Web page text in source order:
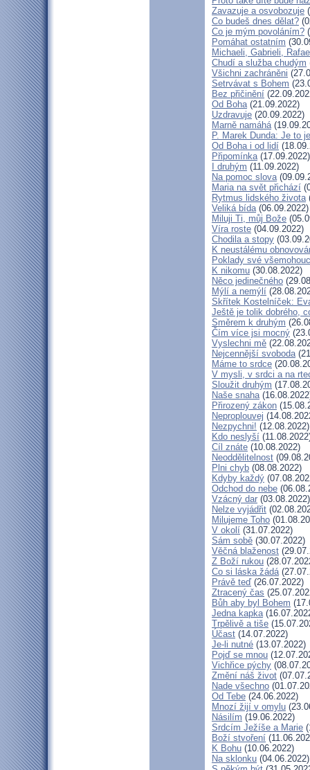
Zavazuje a osvobozuje
Co budeš dnes dělat?
Co je mým povoláním?
Pomáhat ostatním
Michaeli, Gabrieli,
Chudí a služba chudým
Všichni zachráněni
Setrvávat s Bohem
Bez přičinění
Od Boha(21.09.2022)
Uzdravuje (20.09.2022)
Marně namáhá
P. Marek Dunda: Je to
Od Boha i od lidí
Připomínka(17.09.2022)
I druhým (11.09.2022)
Na pomoc slova
Maria na svět přichází
Rytmus lidského života
Veliká bída(06.09.2022)
Miluji Ti, můj Bože
Víra roste (04.09.2022)
Chodila a stopy
K neustálému
Poklady své
K nikomu (30.08.2022)
Něco jedinečného
Mýlí a nemýlí
Skřítek Kostelníček:
Ještě je tolik dobrého,
Směrem k druhým
Čím více jsi mocný
Vyslechni mě
Nejcennější svoboda
Máme to srdce
V mysli, v srdci a na
Sloužit druhým
Naše snaha
Přirozený zákon
Neproplouvej
Nezpychni! (12.08.2022)
Kdo neslyší
Cíl znáte (10.08.2022)
Neoddělitelnost
Plni chyb (08.08.2022)
Kdyby každý
Odchod do nebe
Vzácný dar (03.08.2022)
Nelze vyjádřit
Milujeme Toho
V okolí (31.07.2022)
Sám sobě (30.07.2022)
Věčná blaženost
Z Boží rukou
Co si láska žádá
Právě teď (26.07.2022)
Ztracený čas
Bůh aby byl Bohem
Jedna kapka
Trpělivě a tiše
Účast (14.07.2022)
Je-li nutné (13.07.2022)
Pojď se mnou
Vichřice pýchy
Změní náš život
Nade všechno
Od Tebe (24.06.2022)
Mnozí žijí v omylu
Násilím (19.06.2022)
Srdcím Ježíše a Marie
Boží stvoření
K Bohu (10.06.2022)
Na sklonku (04.06.2022)